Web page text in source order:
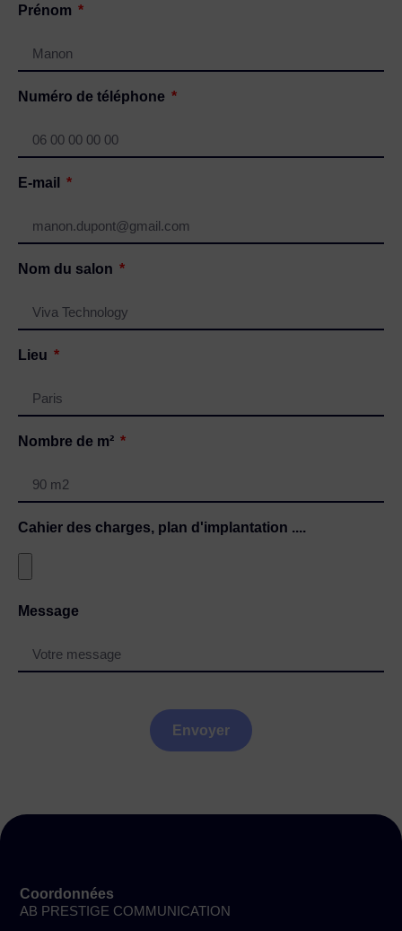
Prénom
Numéro de téléphone
E-mail
Nom du salon
Lieu
Nombre de m²
Cahier des charges, plan d'implantation ....
Message
Envoyer
Coordonnées
AB PRESTIGE COMMUNICATION